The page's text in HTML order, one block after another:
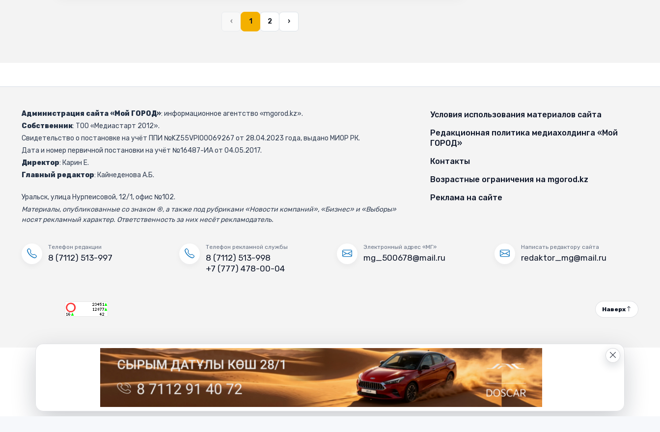
‹ 1 2 ›
Администрация сайта «Мой ГОРОД»: информационное агентство «mgorod.kz».
Собственник: ТОО «Медиастарт 2012».
Свидетельство о постановке на учёт ППИ №KZ55VPI00069267 от 28.04.2023 года, выдано МИОР РК.
Дата и номер первичной постановки на учёт №16487-ИА от 04.05.2017.
Директор: Карин Е.
Главный редактор: Кайнеденова А.Б.
Уральск, улица Нурпеисовой, 12/1, офис №102.
Материалы, опубликованные со знаком ®, а также под рубриками «Новости компаний», «Бизнес» и «Выборы»
носят рекламный характер. Ответственность за них несёт рекламодатель.
Условия использования материалов сайта
Редакционная политика медиахолдинга «Мой
ГОРОД»
Контакты
Возрастные ограничения на mgorod.kz
Реклама на сайте
Телефон редакции
8 (7112) 513-997
Телефон рекламной службы
8 (7112) 513-998
+7 (777) 478-00-04
Электронный адрес «МГ»
mg_500678@mail.ru
Написать редактору сайта
redaktor_mg@mail.ru
Наверх